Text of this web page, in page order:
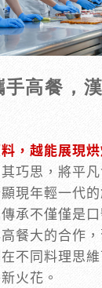
手高餐，
，越能展現
巧思，將平
現年輕一代
承不僅僅是
餐大的合作
不同料理思
火花。